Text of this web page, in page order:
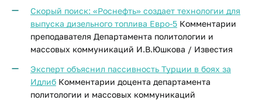
Скорый поиск: «Роснефть» создает технологии для
выпуска дизельного топлива Евро-5 Комментарии
преподавателя Департамента политологии и
массовых коммуникаций И.В.Юшкова / Известия
Эксперт объяснил пассивность Турции в боях за
Идлиб Комментарии доцента департамента
политологии и массовых коммуникаций